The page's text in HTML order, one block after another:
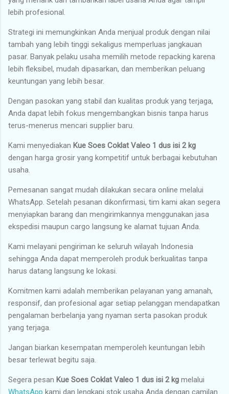
lebih profesional.
Strategi ini memungkinkan Anda menjual produk dengan nilai
tambah yang lebih tinggi sekaligus memperluas jangkauan
pasar. Banyak pelaku usaha memilih metode repacking karena
lebih fleksibel, mudah dipasarkan, dan memberikan peluang
keuntungan yang lebih besar.
Dengan pasokan yang stabil dan kualitas produk yang terjaga,
Anda dapat lebih fokus mengembangkan bisnis tanpa harus
terus-menerus mencari supplier baru.
Kami menyediakan Kue Soes Coklat Valeo 1 dus isi 2 kg
dengan harga grosir yang kompetitif untuk berbagai kebutuhan
usaha.
Pemesanan sangat mudah dilakukan secara online melalui
WhatsApp. Setelah pesanan dikonfirmasi, tim kami akan segera
menyiapkan barang dan mengirimkannya menggunakan jasa
ekspedisi maupun cargo langsung ke alamat tujuan Anda.
Kami melayani pengiriman ke seluruh wilayah Indonesia
sehingga Anda dapat memperoleh produk berkualitas tanpa
harus datang langsung ke lokasi.
Komitmen kami adalah memberikan pelayanan yang amanah,
responsif, dan profesional agar setiap pelanggan mendapatkan
pengalaman berbelanja yang nyaman serta pasokan produk
yang terjaga.
Jangan biarkan kesempatan memperoleh keuntungan lebih
besar terlewat begitu saja.
Segera pesan Kue Soes Coklat Valeo 1 dus isi 2 kg melalui
WhatsApp kami dan lengkapi stok usaha Anda dengan camilan